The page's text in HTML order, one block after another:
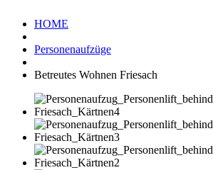
HOME
Personenaufzüge
Betreutes Wohnen Friesach